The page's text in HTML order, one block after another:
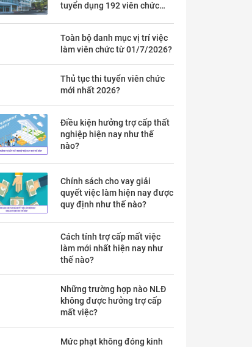
tuyển dụng 192 viên chức
Toàn bộ danh mục vị trí việc
làm viên chức từ 01/7/2026?
Thủ tục thi tuyển viên chức
mới nhất 2026?
Điều kiện hưởng trợ cấp thất
nghiệp hiện nay như thế
nào?
Chính sách cho vay giải
quyết việc làm hiện nay được
quy định như thế nào?
Cách tính trợ cấp mất việc
làm mới nhất hiện nay như
thế nào?
Những trường hợp nào NLĐ
không được hưởng trợ cấp
mất việc?
Mức phạt không đóng kinh